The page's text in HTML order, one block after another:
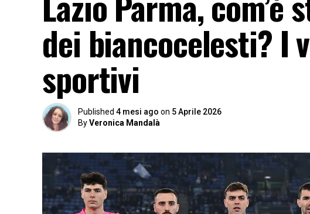
dei biancocelesti? I
sportivi
Published 4 mesi ago on 5 Aprile 2026
ByVeronica Mandalà